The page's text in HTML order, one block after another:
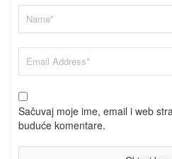
Sačuvaj moje ime, email i web
buduće komentare.